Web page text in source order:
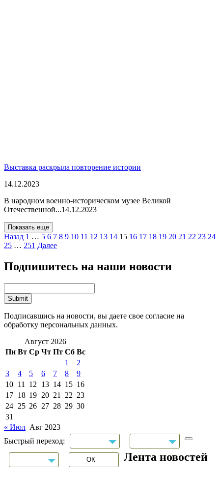
Выставка раскрыла повторение истории
14.12.2023
В народном военно-историческом музее Великой
Отечественной...14.12.2023
Показать еще
Назад 1 … 5 6 7 8 9 10 11 12 13 14 15 16 17 18 19 20 21 22 23 24
25 … 251 Далее
Подпишитесь на наши новости
Подписавшись на новости, вы даете свое согласие на
обработку персональных данных.
Август 2026
Пн Вт Ср Чт Пт Сб Вс
1
2
3
4 5 6 7 8
9
10 11 12 13 14 15 16
17 18 19 20 21 22 23
24 25 26 27 28 29 30
31
« Июл Авг 2023
Быстрый переход:
Лента новостей